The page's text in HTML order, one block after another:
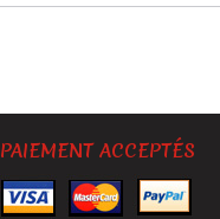
PAIEMENT ACCEPTÉS